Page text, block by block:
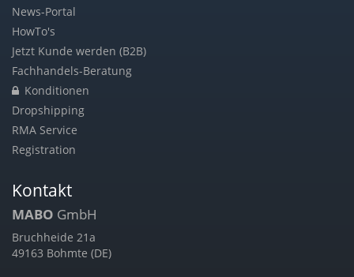
News-Portal
HowTo's
Jetzt Kunde werden (B2B)
Fachhandels-Beratung
Konditionen
Dropshipping
RMA Service
Registration
Kontakt
MABO GmbH
Bruchheide 21a
49163 Bohmte (DE)